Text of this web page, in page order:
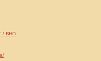
/ ВНО